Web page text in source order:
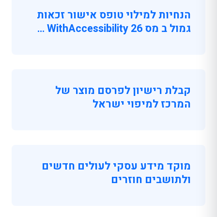
הנחיות למילוי טופס אישור זכאות
גמול ב מס 26 WithAccessibility …
קבלת רישיון לפרסם מוצר של
המרכז למיפוי ישראל
מוקד מידע עסקי לעולים חדשים
ולתושבים חוזרים